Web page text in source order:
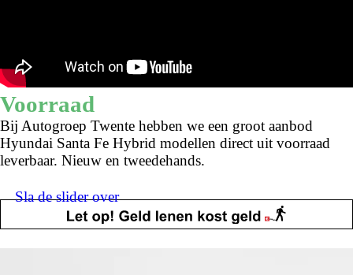
Voorraad
Bij Autogroep Twente hebben we een groot aanbod
Hyundai Santa Fe Hybrid modellen direct uit voorraad
leverbaar. Nieuw en tweedehands.
Sla de slider over